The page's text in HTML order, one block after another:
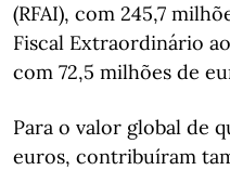
(RFAI), com 245,7
Fiscal Extraordinário
com 72,5 milhões de
Para o valor global de
euros, contribuíram